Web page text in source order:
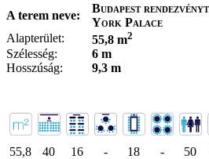
A terem neve:
Budapest
York Palace
Alapterület:
55,8 m2
Szélesség:
6 m
Hosszúság:
9,3 m
55,8 40 16 - 18 - 50